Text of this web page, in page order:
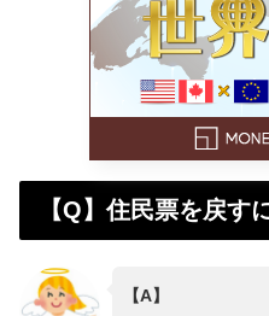
【Q】住民票を戻す
【A】